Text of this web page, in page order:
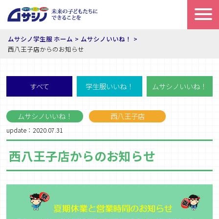
ムサシノ学生服 ホーム
ムサシノいいね！
西八王子店からのお知らせ
すべて 学生服いいね！ ムサシノいいね！
ムサシノいいね！ 西八王子店
update：2020.07.31
西八王子店からのお知らせ